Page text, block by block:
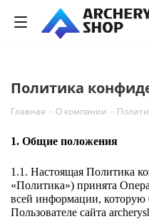
Политика
Главная - О компании -
1. Общие положения
1.1. Настоящая Политика
«Политика») принята
всей информации, которую
Пользователе сайта